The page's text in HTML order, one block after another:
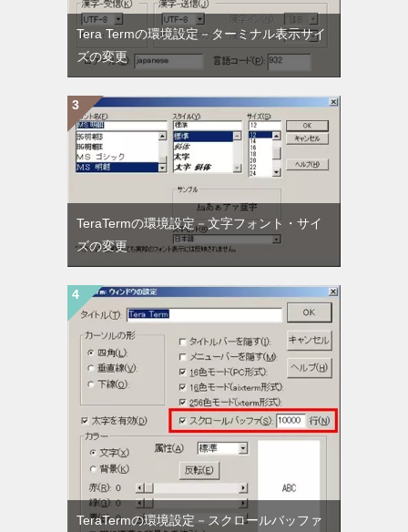
Tera Termの環境設定－ターミナル表示サイ
ズの変更
TeraTermの環境設定－文字フォント・サイ
ズの変更
TeraTermの環境設定－スクロールバッファ